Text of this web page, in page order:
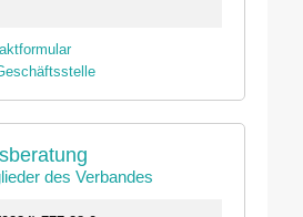
des Verbandes